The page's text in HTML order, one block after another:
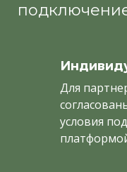
Для
условия